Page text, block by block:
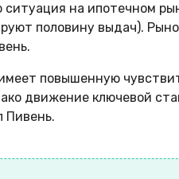
на ипотечном
половину выдач).
повышенную
движение ключевой
Пивень.